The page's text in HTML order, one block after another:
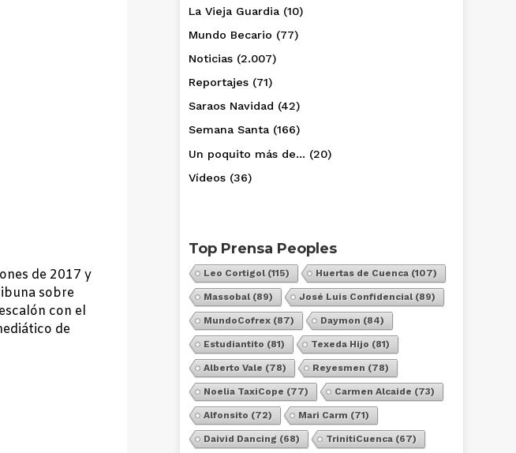
de 2017 y
sobre
con el
de
La Vieja Guardia (10)
Mundo Becario (77)
Noticias (2.007)
Reportajes (71)
Saraos Navidad (42)
Semana Santa (166)
Un poquito más de… (20)
Vídeos (36)
Top Prensa Peoples
Leo Cortigol (115) Huertas de Cuenca (107)
Massobal (89) José Luis Confidencial (89)
MundoCofrex (87) Daymon (84)
Estudiantito (81) Texeda Hijo (81)
Alberto Vale (78) Reyesmen (78)
Noelia TaxiCope (77) Carmen Alcaide (73)
Alfonsito (72) Mari Carm (71)
Daivid Dancing (68) TrinitiCuenca (67)